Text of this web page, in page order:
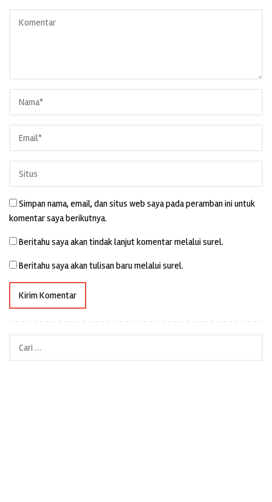
Simpan nama, email, dan situs web saya pada peramban ini untuk
komentar saya berikutnya.
Beritahu saya akan tindak lanjut komentar melalui surel.
Beritahu saya akan tulisan baru melalui surel.